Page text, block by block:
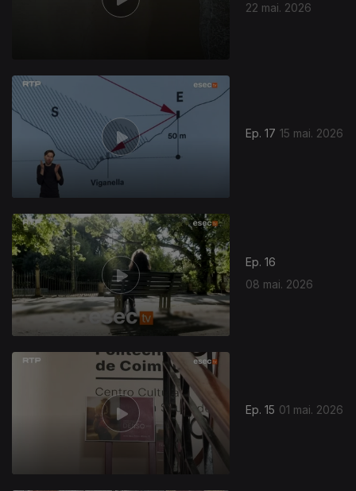
22 mai. 2026
Ep. 17 15 mai. 2026
Ep. 16
08 mai. 2026
Ep. 15 01 mai. 2026
924452